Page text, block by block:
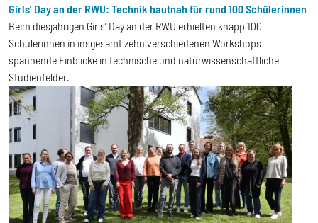
Girls’ Day an der RWU: Technik hautnah für rund 100 Schülerinnen
Beim diesjährigen Girls’ Day an der RWU erhielten knapp 100
Schülerinnen in insgesamt zehn verschiedenen Workshops
spannende Einblicke in technische und naturwissenschaftliche
Studienfelder.